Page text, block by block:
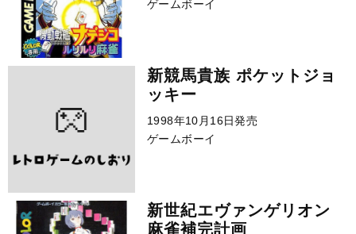
ゲームボーイ
新競馬貴族 ポケットジョ
ッキー
1998年10月16日発売
ゲームボーイ
新世紀エヴァンゲリオン
麻雀補完計画